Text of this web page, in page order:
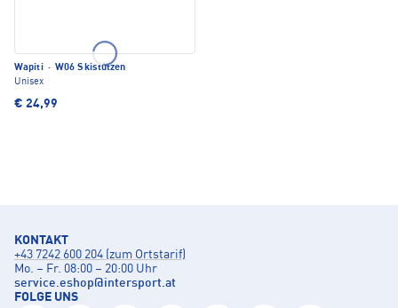
Wapiti · W06 Skistutzen
Unisex
€ 24,99
KONTAKT
+43 7242 600 204 (zum Ortstarif)
Mo. – Fr. 08:00 – 20:00 Uhr
service.eshop@intersport.at
FOLGE UNS